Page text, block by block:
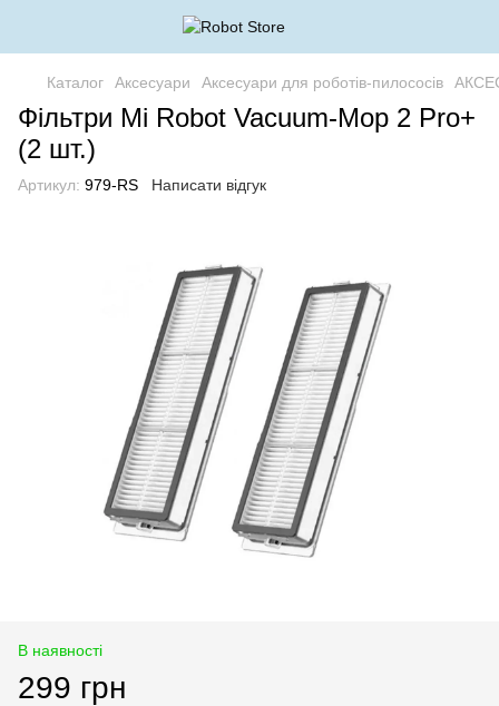
Каталог Аксесуари Аксесуари для роботів-пилососів
Фільтри Mi Robot Vacuum-Mop 2 Pro+
(2 шт.)
Артикул: 979-RS Написати відгук
В наявності
299 грн